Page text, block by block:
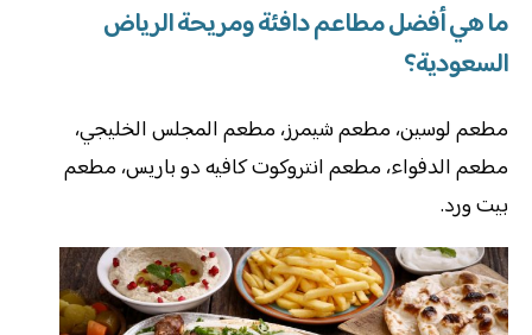
ما هي أفضل مطاعم دافئة ومريحة الرياض
السعودية؟
مطعم لوسين، مطعم شيمرز، مطعم المجلس الخليجي،
مطعم الدفواء، مطعم انتروكوت كافيه دو باريس، مطعم
بيت ورد.